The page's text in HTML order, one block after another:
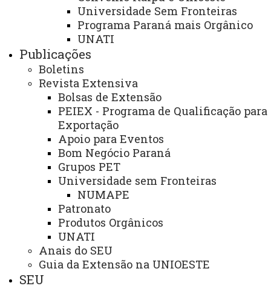
Universidade Sem Fronteiras
Programa Paraná mais Orgânico
UNATI
Publicações
Boletins
Revista Extensiva
Bolsas de Extensão
PEIEX - Programa de Qualificação para
Exportação
Apoio para Eventos
Bom Negócio Paraná
Grupos PET
Universidade sem Fronteiras
NUMAPE
Patronato
Produtos Orgânicos
UNATI
Anais do SEU
Guia da Extensão na UNIOESTE
SEU
Assistência Estudantil
Auditoria Interna
Avaliação Institucional
Convênios e Captação de Recursos
Corregedoria da Unioeste
Comunicação Social
Igualdade e Promoção Social
Sistema de Controle Interno, Integridade e Compliance
Relações Internacionais e Interinstitucionais
ÓRGÃO DE APOIO